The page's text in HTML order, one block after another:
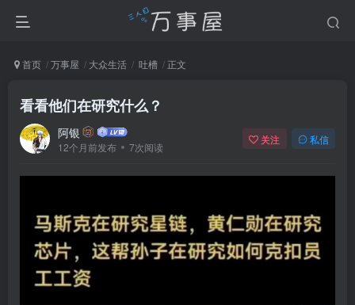
首页 万事屋 大众生活 吐槽 正文
看看他们在研究什么？
阿银
12个月前发布 7次阅读
关注 私信